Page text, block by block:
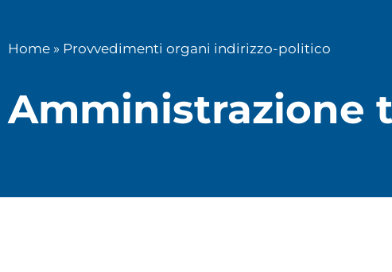
Home » Provvedimenti organi indirizzo-politico
Amministrazione